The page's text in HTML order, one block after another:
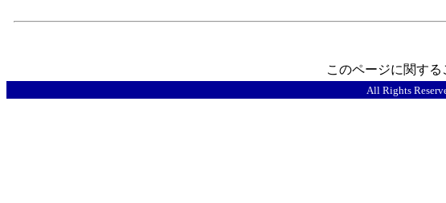
このページに関する
All Rights